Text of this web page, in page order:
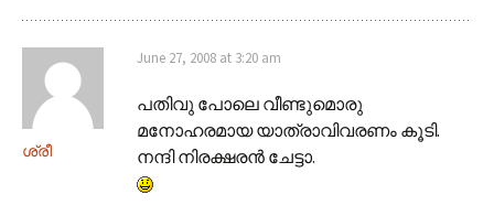
ശ്രീ
June 27, 2008 at 3:20 am
പതിവു പോലെ വീണ്ടുമൊരു
മനോഹരമായ യാത്രാവിവരണം കൂടി.
നന്ദി നിരക്ഷരന്‍ ചേട്ടാ.